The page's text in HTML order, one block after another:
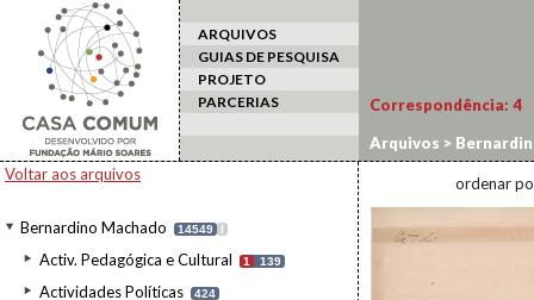
ARQUIVOS
GUIAS DE PESQUISA
PROJETO
PARCERIAS
Voltar aos arquivos
Bernardino Machado 14549 I
Activ. Pedagógica e Cultural 1 139
Actividades Políticas 424
Correspondência: 4
Arquivos >
ordenar